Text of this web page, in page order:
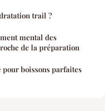
trail ?
mental des
de la préparation
boissons parfaites